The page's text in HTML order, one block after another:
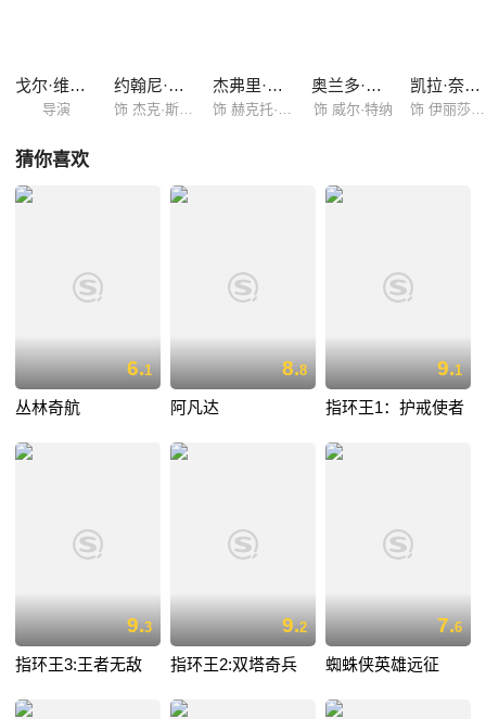
戈尔·维宾斯基
导演
约翰尼·德普 杰弗里·拉什 奥兰多·布鲁姆
饰 威尔·特纳
凯拉·奈特莉
猜你喜欢
6.1
丛林奇航
8.8
阿凡达
9.1
指环王1：护戒使者
9.3
指环王3:王者无敌
9.2
指环王2:双塔奇兵
7.6
蜘蛛侠英雄远征